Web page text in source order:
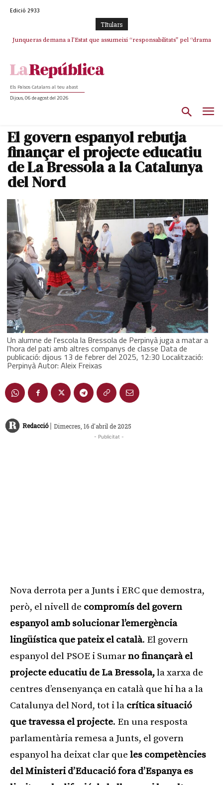
Edició 2933
TItulars
Junqueras demana a l’Estat que assumeixi “responsabilitats” pel “drama
Els Països Catalans al teu abast
Dijous, 06 de agost del 2026
El govern espanyol rebutja
finançar el projecte educatiu
de La Bressola a la Catalunya
del Nord
Un alumne de l'escola la Bressola de Perpinyà juga a matar a
l'hora del pati amb altres companys de classe Data de
publicació: dijous 13 de febrer del 2025, 12:30 Localització:
Perpinyà Autor: Aleix Freixas
Redacció | Dimecres, 16 d'abril de 2025
- Publicitat -
Nova derrota per a Junts i ERC que demostra,
però, el nivell de compromís del govern
espanyol amb solucionar l’emergència
lingüística que pateix el català. El govern
espanyol del PSOE i Sumarno finançarà el
projecte educatiu de La Bressola,la xarxa de
centres d’ensenyança en català que hi ha a la
Catalunya del Nord, tot i la crítica situació
que travessa el projecte. En una resposta
parlamentària remesa a Junts, el govern
espanyol ha deixat clar que les competències
del Ministeri d’Educació fora d’Espanya es